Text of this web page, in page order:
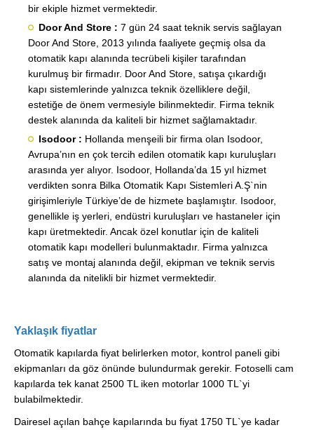
bir ekiple hizmet vermektedir.
Door And Store : 7 gün 24 saat teknik servis sağlayan
Door And Store, 2013 yılında faaliyete geçmiş olsa da
otomatik kapı alanında tecrübeli kişiler tarafından
kurulmuş bir firmadır. Door And Store, satışa çıkardığı
kapı sistemlerinde yalnızca teknik özelliklere değil,
estetiğe de önem vermesiyle bilinmektedir. Firma teknik
destek alanında da kaliteli bir hizmet sağlamaktadır.
Isodoor : Hollanda menşeili bir firma olan Isodoor,
Avrupa’nın en çok tercih edilen otomatik kapı kuruluşları
arasında yer alıyor. Isodoor, Hollanda’da 15 yıl hizmet
verdikten sonra Bilka Otomatik Kapı Sistemleri A.Ş`nin
girişimleriyle Türkiye’de de hizmete başlamıştır. Isodoor,
genellikle iş yerleri, endüstri kuruluşları ve hastaneler için
kapı üretmektedir. Ancak özel konutlar için de kaliteli
otomatik kapı modelleri bulunmaktadır. Firma yalnızca
satış ve montaj alanında değil, ekipman ve teknik servis
alanında da nitelikli bir hizmet vermektedir.
Yaklaşık fiyatlar
Otomatik kapılarda fiyat belirlerken motor, kontrol paneli gibi
ekipmanları da göz önünde bulundurmak gerekir. Fotoselli cam
kapılarda tek kanat 2500 TL iken motorlar 1000 TL`yi
bulabilmektedir.
Dairesel açılan bahçe kapılarında bu fiyat 1750 TL`ye kadar